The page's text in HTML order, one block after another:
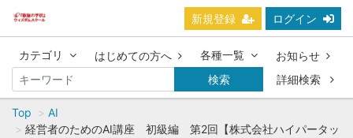
新規登録 ログイン
カテゴリ はじめての方へ 各種一覧
お知らせ
検索
詳細検索
Top
AI
経営者のためのAI講座 初級編 第2回【株式会社ハイパータッ